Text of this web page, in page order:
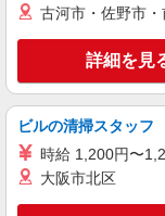
古河市・佐野市
詳細を見
ビルの清掃スタッフ
時給 1,200円〜
大阪市北区